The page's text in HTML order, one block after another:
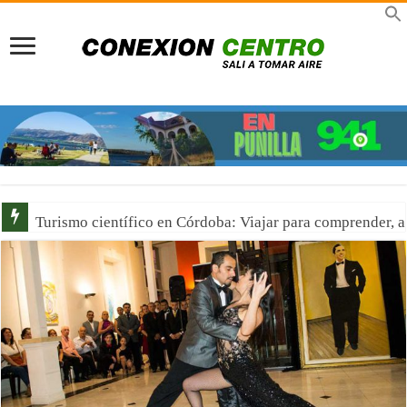
Señor de la Buena Muerte en Reducción: Tres días de